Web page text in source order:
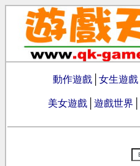
動作遊戲 女生遊戲
美女遊戲 遊戲世界